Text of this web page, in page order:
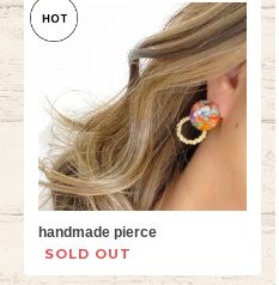
handmade pierce
SOLD OUT